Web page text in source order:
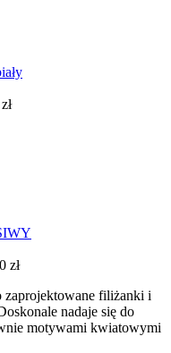
zł
zł
zaprojektowane filiżanki i
nadaje się do
motywami kwiatowymi